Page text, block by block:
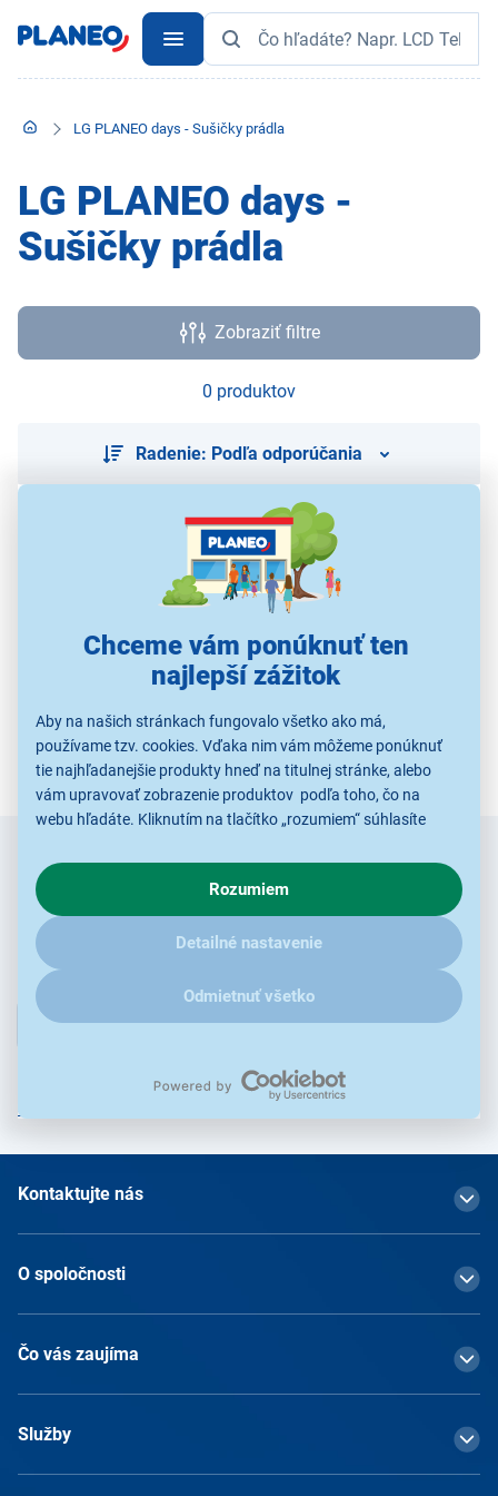
Chceme vám ponúknuť ten
najlepší zážitok
Aby na našich stránkach fungovalo všetko ako má,
používame tzv. cookies. Vďaka nim vám môžeme ponúknuť
tie najhľadanejšie produkty hneď na titulnej stránke, alebo
vám upravovať zobrazenie produktov podľa toho, čo na
webu hľadáte. Kliknutím na tlačítko „rozumiem“ súhlasíte
o chovaní na webe pre zobrazovaní cielených reklám.
V prípade že vás zaujímajú detaily, ako u nás s cookies a
ďalšími údaji pracujeme, kliknitesem.
Rozumiem
Detailné nastavenie
Odmietnuť všetko
LG PLANEO days - Sušičky prádla
LG PLANEO days -
Sušičky prádla
Zobraziť filtre
0 produktov
Radenie: Podľa odporúčania
Použité obrázky sú iba ilustratívne a technické špecifikácie sa môžu
v priebehu času zmeniť bez predchádzajúceho upozornenia.
Zadajte
e-mail
Chcete vedieť ako prvý o novinkách?
Radi by sme Vám posielali naše akcie a jedinečné zľavy.
Stačí zadať Váš e-mail a je to :)
Prihlásiť
Prihlásením na odber obchodných oznámení súhlasím so
spracovaním osobných údajov
Kontaktujte nás
O spoločnosti
Čo vás zaujíma
Služby